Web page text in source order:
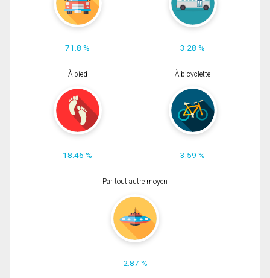
71.8 % 3.28 %
À pied
18.46 %
À bicyclette
3.59 %
Par tout autre moyen
2.87 %